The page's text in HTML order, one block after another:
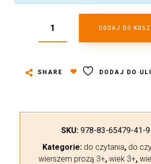
DODAJ DO
SHARE DODAJ DO
SKU: 978-83-65479-41-9
Kategorie: do czytania, do
wierszem prozą 3+, wiek 3+,